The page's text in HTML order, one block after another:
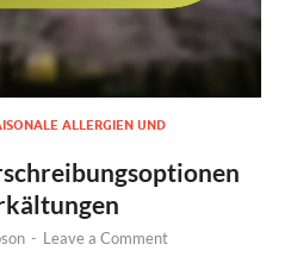
ALLERGIEN UND
- Leave a Comment